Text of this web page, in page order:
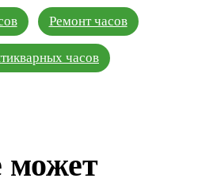
Ремонт часов
часов
может